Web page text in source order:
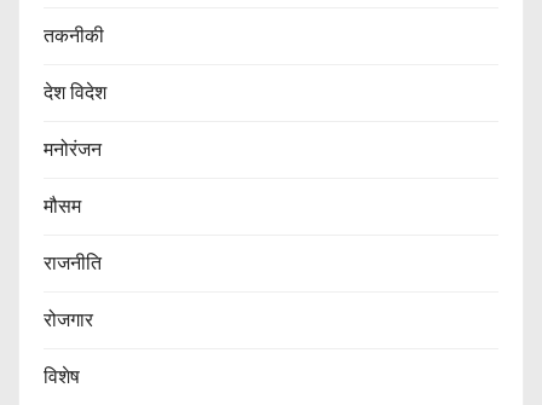
तकनीकी
देश विदेश
मनोरंजन
मौसम
राजनीति
रोजगार
विशेष